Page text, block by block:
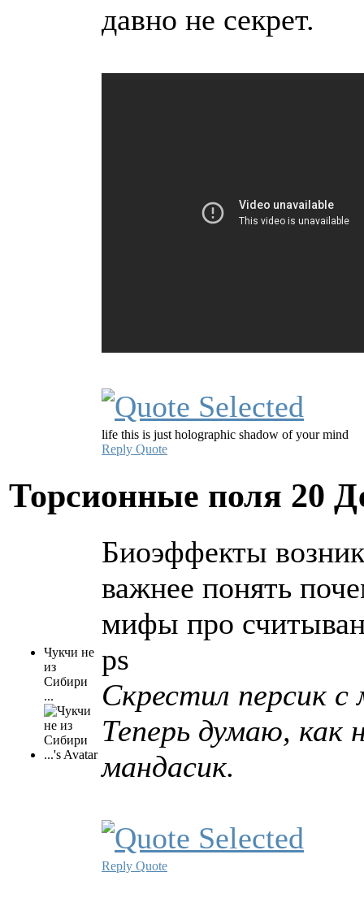
давно не секрет.
life this is just holographic shadow of your mind
Reply Quote
Торсионные поля 20
Чукчи не
из
Сибири
...
Биоэффекты
важнее понять
мифы про
ps
Скрестил персик
Теперь думаю, как
мандасик.
Reply Quote